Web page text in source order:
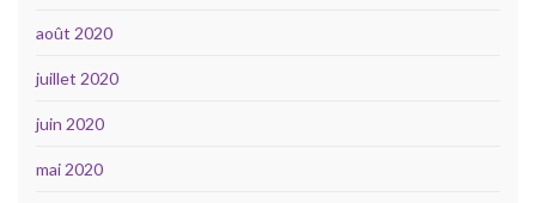
août 2020
juillet 2020
juin 2020
mai 2020